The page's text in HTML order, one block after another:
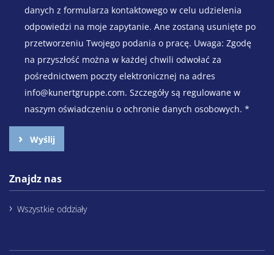
danych z formularza kontaktowego w celu udzielenia
odpowiedzi na moje zapytanie. Ane zostaną usunięte po
przetworzeniu Twojego podania o pracę. Uwaga: Zgodę
na przyszłość można w każdej chwili odwołać za
pośrednictwem poczty elektronicznej na adres
info@kunertgruppe.com. Szczegóły są regulowane w
naszym oświadczeniu o ochronie danych osobowych. *
Wyślij
Znajdz nas
Wszystkie oddziały